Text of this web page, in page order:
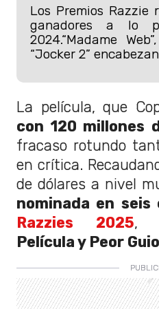
Los Premios Razzie
ganadores a lo
2024.“Madame
“Jocker 2”
La película, que
con 120 millones
fracaso rotundo
en crítica.
de dólares a nivel
nominada en
Razzies 2025,
Película y Peor